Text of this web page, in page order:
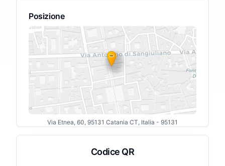
Posizione
Via Etnea, 60, 95131 Catania CT, Italia - 95131
Codice QR